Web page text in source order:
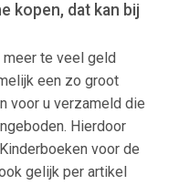
kopen, dat kan bij
te veel geld
een zo groot
voor u verzameld die
Hierdoor
voor de
gelijk per artikel